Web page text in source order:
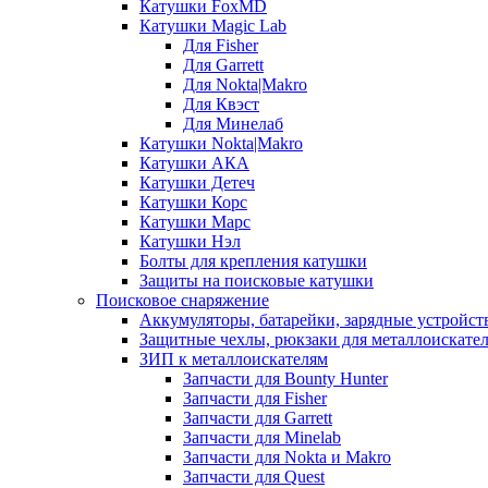
Катушки FoxMD
Катушки Magic Lab
Для Fisher
Для Garrett
Для Nokta|Makro
Для Квэст
Для Минелаб
Катушки Nokta|Makro
Катушки АКА
Катушки Детеч
Катушки Корс
Катушки Марс
Катушки Нэл
Болты для крепления катушки
Защиты на поисковые катушки
Поисковое снаряжение
Аккумуляторы, батарейки, зарядные
Защитные чехлы, рюкзаки для
ЗИП к металлоискателям
Запчасти для Bounty Hunter
Запчасти для Fisher
Запчасти для Garrett
Запчасти для Minelab
Запчасти для Nokta и Makro
Запчасти для Quest